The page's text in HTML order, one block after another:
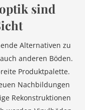
sind
Alternativen zu
anderen Böden.
Produktpalette.
Nachbildungen
Rekonstruktionen